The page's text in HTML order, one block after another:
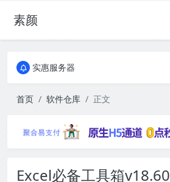
素颜全国免费包邮流量卡
实惠服务器
实惠服务器
首页 软件仓库 正文
Excel必备工具箱v18.60